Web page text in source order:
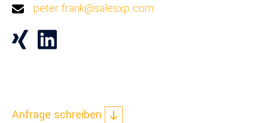
peter.frank@salesxp.com
Anfrage schreiben ANFRAGE SCHREIBEN